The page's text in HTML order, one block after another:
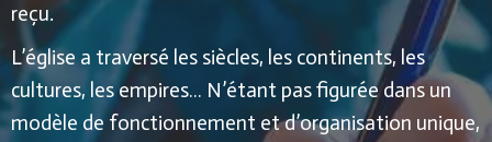
reçu.
L’église a traversé les siècles, les continents, les
cultures, les empires… N’étant pas figurée dans un
modèle de fonctionnement et d’organisation unique,